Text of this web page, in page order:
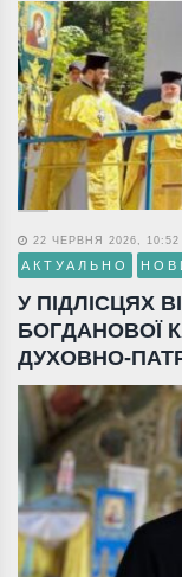
22 ЧЕРВНЯ 2026, 10:52
АКТУАЛЬНО
У ПІДЛІСЦЯХ
БОГДАНОВОЇ
ДУХОВНО-